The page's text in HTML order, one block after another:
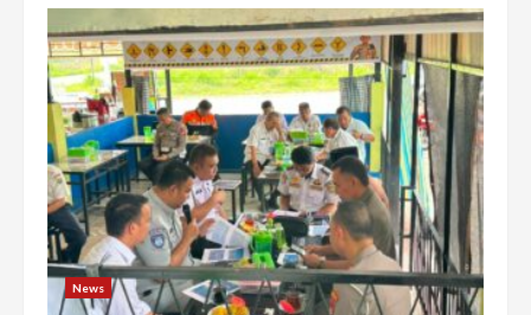
News